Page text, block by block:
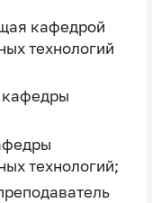
кафедрой
технологий
технологий;